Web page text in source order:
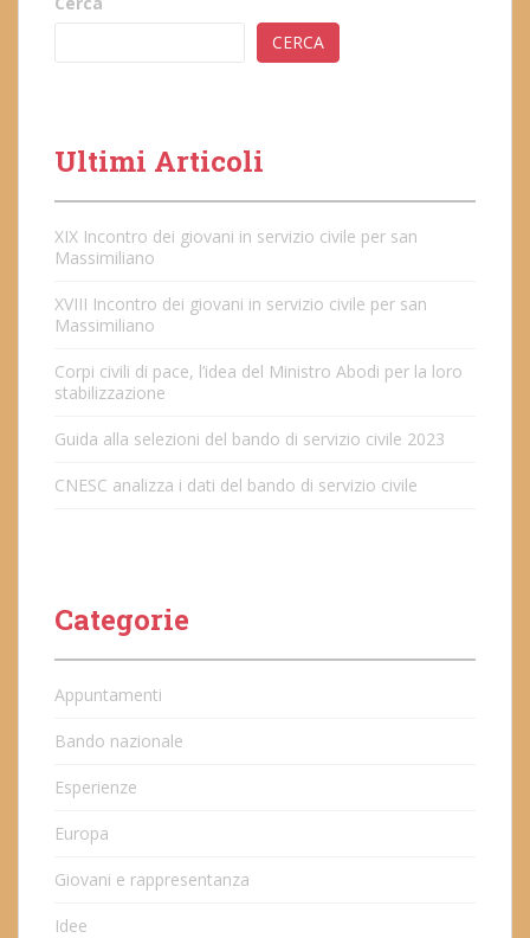
CERCA
Ultimi Articoli
XIX Incontro dei giovani in servizio civile per san
Massimiliano
XVIII Incontro dei giovani in servizio civile per san
Massimiliano
Corpi civili di pace, l’idea del Ministro Abodi per la loro
stabilizzazione
Guida alla selezioni del bando di servizio civile 2023
CNESC analizza i dati del bando di servizio civile
Categorie
Appuntamenti
Bando nazionale
Esperienze
Europa
Giovani e rappresentanza
Idee